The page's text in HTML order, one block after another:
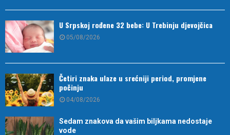
U Srpskoj rođene 32 bebe: U Trebinju djevojčica
05/08/2026
Četiri znaka ulaze u srećniji period, promjene
počinju
04/08/2026
Sedam znakova da vašim biljkama nedostaje
vode